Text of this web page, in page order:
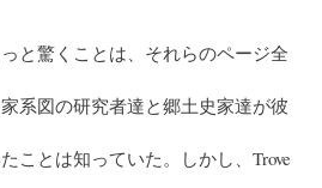
と驚くことは、それらのページ全
系図の研究者達と郷土史家達が彼
ことは知っていた。しかし、Trove